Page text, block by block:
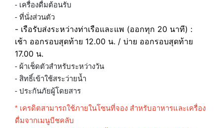
- เครื่องดื่มต้อนรับ
- ที่นั่งส่วนตัว
- เรือรับส่งระหว่างท่าเรือและแพ (ออกทุก 20 นาที) :
เช้า ออกรอบสุดท้าย 12.00 น. / บ่าย ออกรอบสุดท้าย
17.00 น.
- ผ้าเช็ดตัวสำหรับระหว่างวัน
- สิทธิ์เข้าใช้สระว่ายน้ำ
- ประกันภัยผู้โดยสาร
* เครดิตสามารถใช้ภายในโซนที่จอง สำหรับอาหารและเครื่อง
ดื่มจากเมนูบีชคลับ